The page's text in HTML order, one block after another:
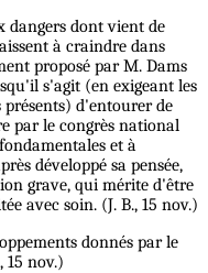
dangers dont vient de
à craindre dans
proposé par M. Dams
s'agit (en exigeant les
présents) d'entourer de
par le congrès national
et à
développé sa pensée,
grave, qui mérite d'être
avec soin. (J. B., 15 nov.)
donnés par le
15 nov.)